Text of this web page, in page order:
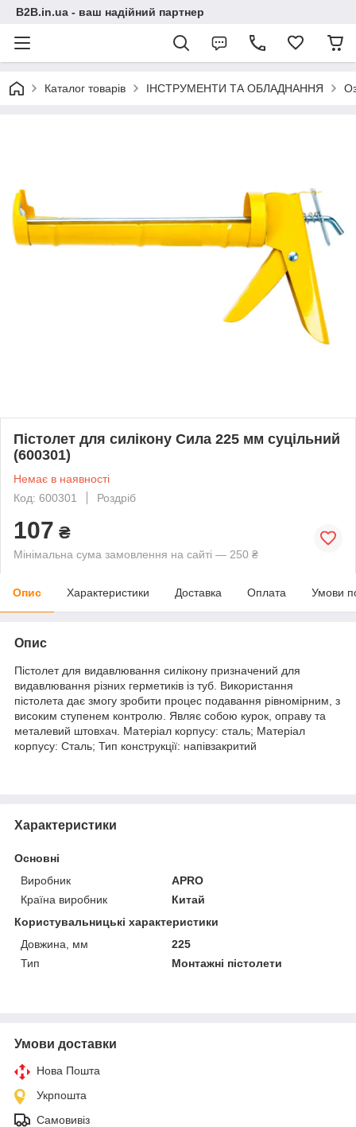
B2B.in.ua - ваш надійний партнер
Каталог товарів ІНСТРУМЕНТИ ТА ОБЛАДНАННЯ
Пістолет для силікону Сила 225 мм суцільний
(600301)
Немає в наявності
Код: 600301
Роздріб
107 ₴
Мінімальна сума замовлення на сайті — 250 ₴
Опис Характеристики Доставка Оплата Умови
Опис
Пістолет для видавлювання силікону призначений для
видавлювання різних герметиків із туб. Використання
пістолета дає змогу зробити процес подавання рівномірним, з
високим ступенем контролю. Являє собою курок, оправу та
металевий штовхач. Матеріал корпусу: сталь; Матеріал
корпусу: Сталь; Тип конструкції: напівзакритий
Характеристики
Основні
Виробник
APRO
Країна виробник
Китай
Користувальницькі характеристики
Довжина, мм
225
Тип
Монтажні пістолети
Умови доставки
Нова Пошта
Укрпошта
Самовивіз